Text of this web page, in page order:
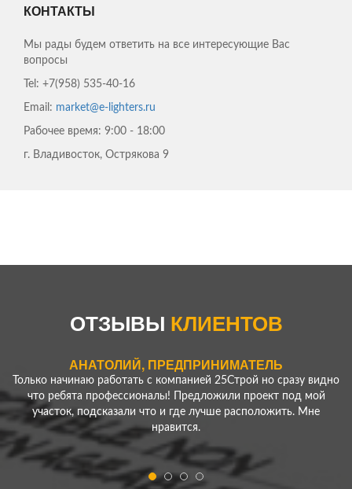
КОНТАКТЫ
Мы рады будем ответить на все интересующие Вас
вопросы
Tel: +7(958) 535-40-16
Email: market@e-lighters.ru
Рабочее время: 9:00 - 18:00
г. Владивосток, Острякова 9
ОТЗЫВЫ КЛИЕНТОВ
Спасибо!
АНАТОЛИЙ, ПРЕДПРИНИМАТЕЛЬ
Только начинаю работать с компанией 25Строй но сразу видно
что ребята профессионалы! Предложили проект под мой
участок, подсказали что и где лучше расположить. Мне
нравится.
ЕРЕМЕНКО АЛЕКСЕЙ
Нужно было сделать ограду для моего участка - скорость